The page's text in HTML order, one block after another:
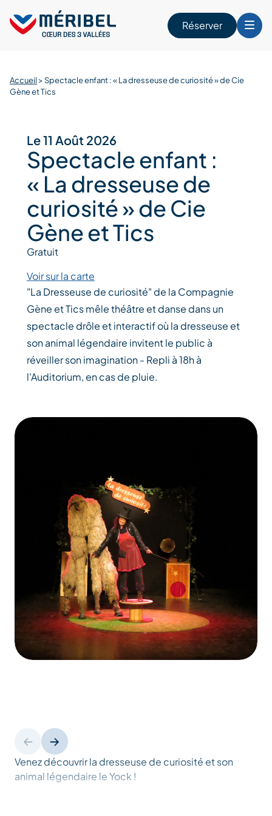
content
Réserver
Accueil >Spectacle enfant : « La dresseuse de curiosité » de Cie
Gène et Tics
Venez découvrir la dresseuse de curiosité et son
animal légendaire le Yock !
Le 11 Août 2026
Spectacle enfant :
« La dresseuse de
curiosité » de Cie
Gène et Tics
Gratuit
Voir sur la carte
"La Dresseuse de curiosité" de la Compagnie
Gène et Tics mêle théâtre et danse dans un
spectacle drôle et interactif où la dresseuse et
son animal légendaire invitent le public à
réveiller son imagination - Repli à 18h à
l'Auditorium, en cas de pluie.